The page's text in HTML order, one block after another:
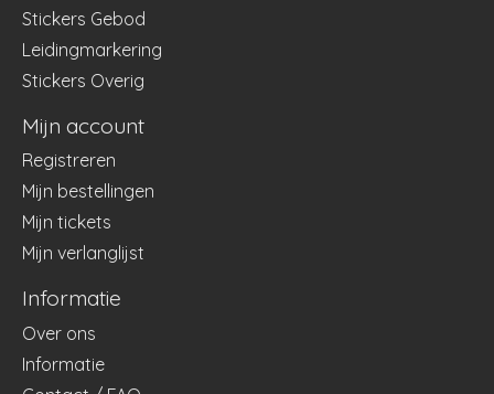
Stickers Gebod
Leidingmarkering
Stickers Overig
Mijn account
Registreren
Mijn bestellingen
Mijn tickets
Mijn verlanglijst
Informatie
Over ons
Informatie